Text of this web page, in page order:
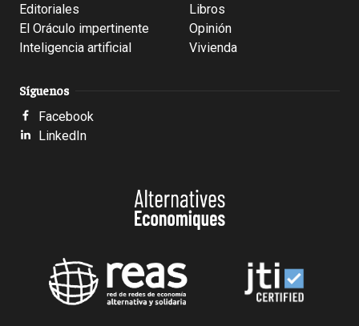
Editoriales
El Oráculo impertinente
Inteligencia artificial
Libros
Opinión
Vivienda
Síguenos
Facebook
LinkedIn